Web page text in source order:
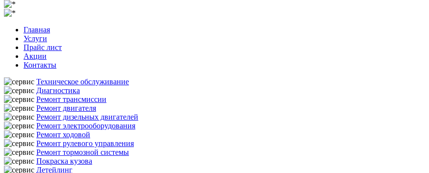
Главная
Услуги
Прайс лист
Акции
Контакты
Техническое обслуживание
Диагностика
Ремонт трансмиссии
Ремонт двигателя
Ремонт дизельных двигателей
Ремонт электрооборудования
Ремонт ходовой
Ремонт рулевого управления
Ремонт тормозной системы
Покраска кузова
Детейлинг